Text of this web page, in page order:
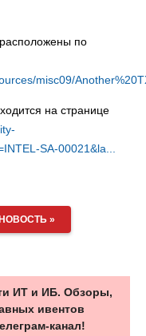
по
misc09/
на странице
SA-00021&la...
»
ИТ и ИБ. Обзоры,
ивентов
канал!